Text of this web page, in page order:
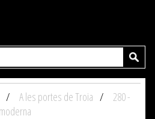
A les portes de Troia
280 -